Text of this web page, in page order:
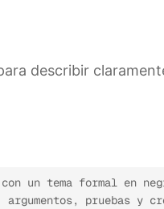
describir
un tema formal en
pruebas y